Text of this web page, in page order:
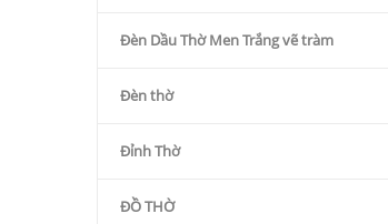
Đèn Dầu Thờ Men Trắng vẽ tràm
Đèn thờ
Đỉnh Thờ
ĐỒ THỜ